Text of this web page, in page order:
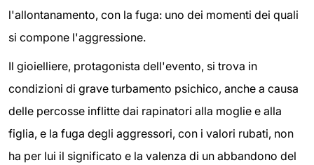
l'allontanamento, con la fuga: uno dei momenti dei quali
si compone l'aggressione.
Il gioielliere, protagonista dell'evento, si trova in
condizioni di grave turbamento psichico, anche a causa
delle percosse inflitte dai rapinatori alla moglie e alla
figlia, e la fuga degli aggressori, con i valori rubati, non
ha per lui il significato e la valenza di un abbandono del